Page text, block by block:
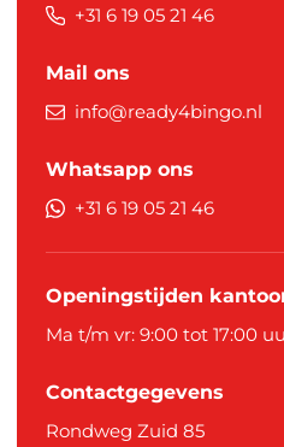
+31 6 19 05 21 46
Mail ons
info@ready4bingo.nl
Whatsapp ons
+31 6 19 05 21 46
Openingstijden
Ma t/m vr: 9:00 tot 17:00
Contactgegevens
Rondweg Zuid 85